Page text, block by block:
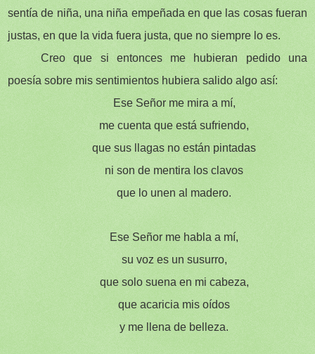
sentía de niña, una niña empeñada en que las cosas fueran
justas, en que la vida fuera justa, que no siempre lo es.
Creo que si entonces me hubieran pedido una
poesía sobre mis sentimientos hubiera salido algo así:
Ese Señor me mira a mí,
me cuenta que está sufriendo,
que sus llagas no están pintadas
ni son de mentira los clavos
que lo unen al madero.
Ese Señor me habla a mí,
su voz es un susurro,
que solo suena en mi cabeza,
que acaricia mis oídos
y me llena de belleza.